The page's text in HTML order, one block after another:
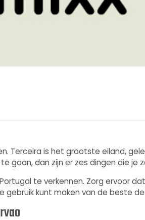
Terceira is het grootste eiland,
gaan, dan zijn er zes dingen die je
te verkennen. Zorg ervoor
gebruik kunt maken van de beste